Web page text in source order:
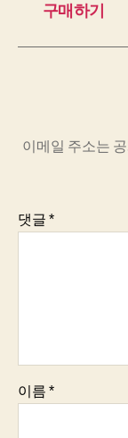
구매하기
이메일 주소는
댓글*
이름*